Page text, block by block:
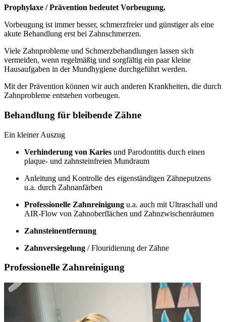
Prophylaxe / Prävention bedeutet Vorbeugung.
Vorbeugung ist immer besser, schmerzfreier und günstiger als eine
akute Behandlung erst bei Zahnschmerzen.
Viele Zahnprobleme und Schmerzbehandlungen lassen sich
vermeiden, wenn regelmäßig und sorgfältig ein paar kleine
Hausaufgaben in der Mundhygiene durchgeführt werden.
Mit der Prävention können wir auch anderen Krankheiten, die durch
Zahnprobleme entstehen vorbeugen.
Behandlung für bleibende Zähne
Ein kleiner Auszug
Verhinderung von Karies und Parodontitis durch einen
plaque- und zahnsteinfreien Mundraum
Anleitung und Kontrolle des eigenständigen Zähneputzens
u.a. durch Zahnanfärben
Professionelle Zahnreinigung u.a. auch mit Ultraschall und
AIR-Flow von Zahnoberflächen und Zahnzwischenräumen
Zahnsteinentfernung
Zahnversiegelung / Flouridierung der Zähne
Professionelle Zahnreinigung